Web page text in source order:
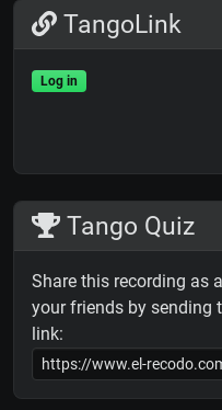
TangoLink
Log in
Tango Quiz
Share this recording as
your friends by sending
link: